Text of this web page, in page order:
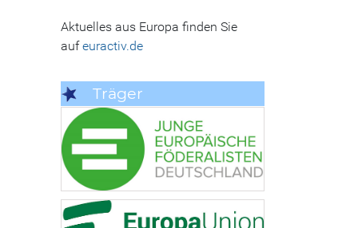
Aktuelles aus Europa finden Sie
aufeuractiv.de
Träger